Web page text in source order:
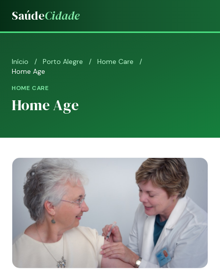
SaúdeCidade
Início / Porto Alegre / Home Care
/
Home Age
HOME CARE
Home Age